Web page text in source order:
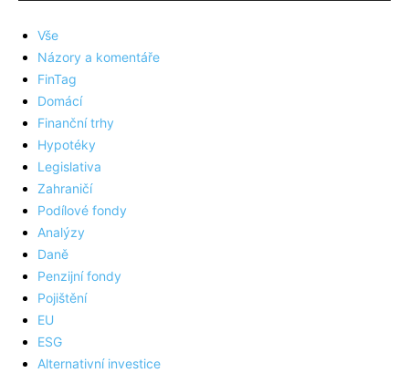
Vše
Názory a komentáře
FinTag
Domácí
Finanční trhy
Hypotéky
Legislativa
Zahraničí
Podílové fondy
Analýzy
Daně
Penzijní fondy
Pojištění
EU
ESG
Alternativní investice